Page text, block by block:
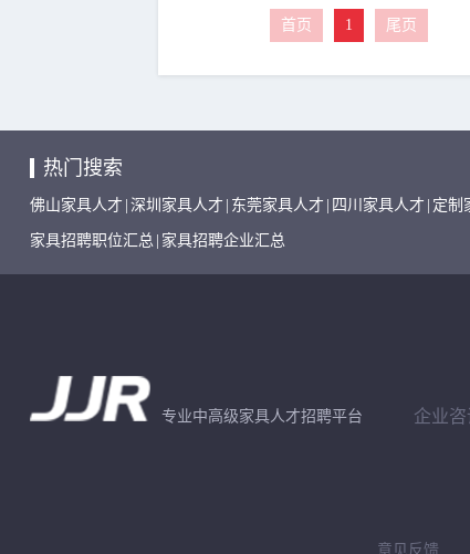
首页 1 尾页
热门搜索
佛山家具人才 深圳家具人才 东莞家具人才 四川家具人才 定制
家具招聘职位汇总 家具招聘企业汇总
专业中高级家具人才招聘平台 企业咨
意见反馈